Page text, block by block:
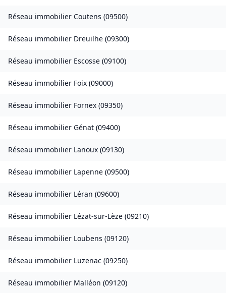
Réseau immobilier Coutens (09500)
Réseau immobilier Dreuilhe (09300)
Réseau immobilier Escosse (09100)
Réseau immobilier Foix (09000)
Réseau immobilier Fornex (09350)
Réseau immobilier Génat (09400)
Réseau immobilier Lanoux (09130)
Réseau immobilier Lapenne (09500)
Réseau immobilier Léran (09600)
Réseau immobilier Lézat-sur-Lèze (09210)
Réseau immobilier Loubens (09120)
Réseau immobilier Luzenac (09250)
Réseau immobilier Malléon (09120)